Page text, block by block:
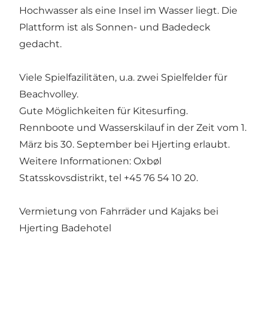
Hochwasser als eine Insel im Wasser liegt. Die
Plattform ist als Sonnen- und Badedeck
gedacht.
Viele Spielfazilitäten, u.a. zwei Spielfelder für
Beachvolley.
Gute Möglichkeiten für Kitesurfing.
Rennboote und Wasserskilauf in der Zeit vom 1.
März bis 30. September bei Hjerting erlaubt.
Weitere Informationen: Oxbøl
Statsskovsdistrikt, tel +45 76 54 10 20.
Vermietung von Fahrräder und Kajaks bei
Hjerting Badehotel